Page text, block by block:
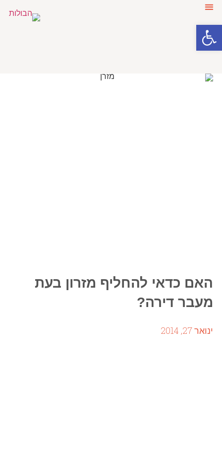
פתח סרגל נגישות
האם כדאי להחליף מזרון בעת
מעבר דירה?
ינואר 27, 2014